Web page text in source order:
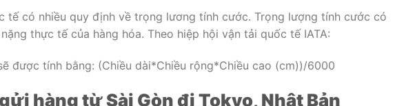
tế có nhiều quy định về trọng lương tính cước. Trọng lượng tính cước có
thực tế của hàng hóa. Theo hiệp hội vận tải quốc tế IATA:
được tính bằng: (Chiều dài*Chiều rộng*Chiều cao (cm))/6000
hàng từ Sài Gòn đi Tokyo, Nhật Bản